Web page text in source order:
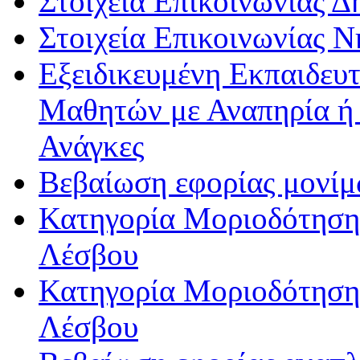
Στοιχεία Επικοινωνίας
Εξειδικευμένη
Μαθητών με Αναπηρία ή /
Ανάγκες
Βεβαίωση εφορίας
Κατηγορία
Λέσβου
Κατηγορία
Λέσβου